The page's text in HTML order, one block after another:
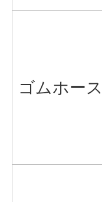
ゴムホース